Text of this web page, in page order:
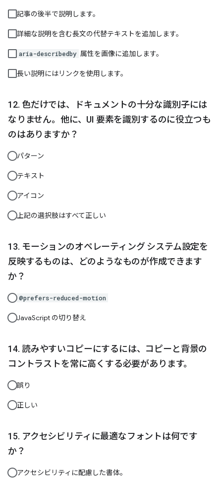
記事の後半で説明します。
詳細な説明を含む長文の代替テキストを追加します。
aria-describedby 属性を画像に追加します。
長い説明にはリンクを使用します。
色だけでは、ドキュメントの十分な識別子には
なりません。他に、UI 要素を識別するのに役立つも
のはありますか？
パターン
テキスト
アイコン
上記の選択肢はすべて正しい
モーションのオペレーティング システム設定を
反映するものは、どのようなものが作成できます
か？
@prefers-reduced-motion
JavaScript の切り替え
読みやすいコピーにするには、コピーと背景の
コントラストを常に高くする必要があります。
誤り
正しい
アクセシビリティに最適なフォントは何です
か？
アクセシビリティに配慮した書体。